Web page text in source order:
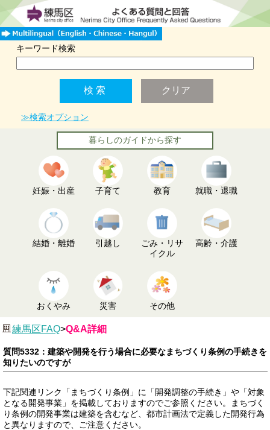
キーワード検索
≫検索オプション
暮らしのガイドから探す
妊娠・出産 子育て 教育 就職・退職
結婚・離婚 引越し
ごみ・リサ
イクル
高齢・介護
おくやみ 災害 その他
練馬区FAQ>Q&A詳細
質問5332：建築や開発を行う場合に必要なまちづくり条例の手続きを
知りたいのですが
下記関連リンク「まちづくり条例」に「開発調整の手続き」や「対象
となる開発事業」を掲載しておりますのでご参照ください。まちづく
り条例の開発事業は建築を含むなど、都市計画法で定義した開発行為
と異なりますので、ご注意ください。